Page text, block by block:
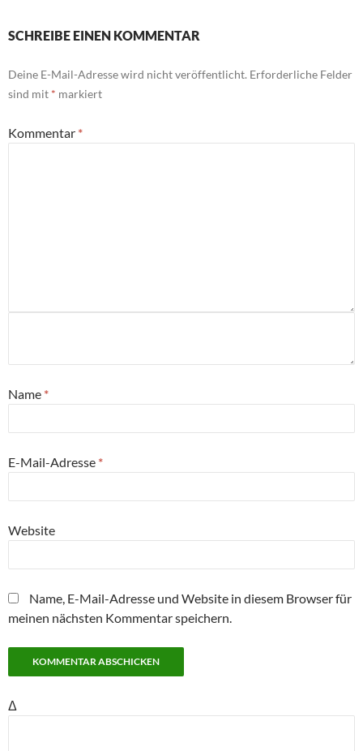
SCHREIBE EINEN KOMMENTAR
Deine E-Mail-Adresse wird nicht veröffentlicht. Erforderliche Felder
sind mit * markiert
Kommentar *
Name *
E-Mail-Adresse *
Website
Name, E-Mail-Adresse und Website in diesem Browser für
meinen nächsten Kommentar speichern.
Δ